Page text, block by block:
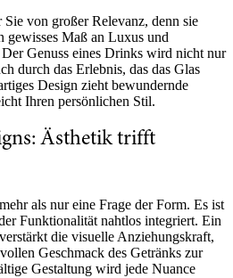
von großer Relevanz, denn sie
gewisses Maß an Luxus und
Genuss eines Drinks wird nicht nur
durch das Erlebnis, das das Glas
Design zieht bewundernde
Ihren persönlichen Stil.
Ästhetik trifft
als nur eine Frage der Form. Es ist
Funktionalität nahtlos integriert. Ein
die visuelle Anziehungskraft,
Geschmack des Getränks zur
Gestaltung wird jede Nuance